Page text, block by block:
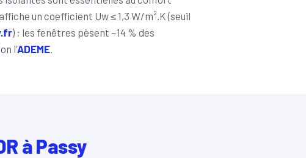
un coefficient Uw ≤ 1,3 W/m².K (seuil
) ; les fenêtres pèsent ~14 % des
l’ADEME.
à Passy